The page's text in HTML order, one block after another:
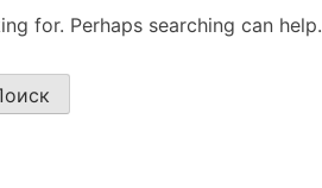
for. Perhaps searching can help.